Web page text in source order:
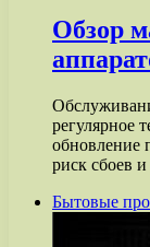
Обзор
регулярное
обновление
риск сбоев
Бытовые